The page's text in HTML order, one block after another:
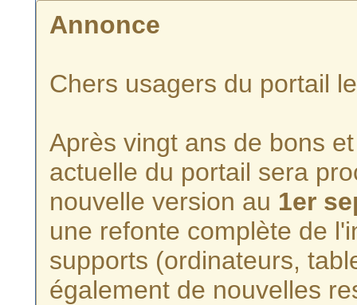
Annonce
Chers usagers du portail
Après vingt ans de bons
actuelle du portail sera
nouvelle version au 1er
une refonte complète de
supports (ordinateurs,
également de nouvelles